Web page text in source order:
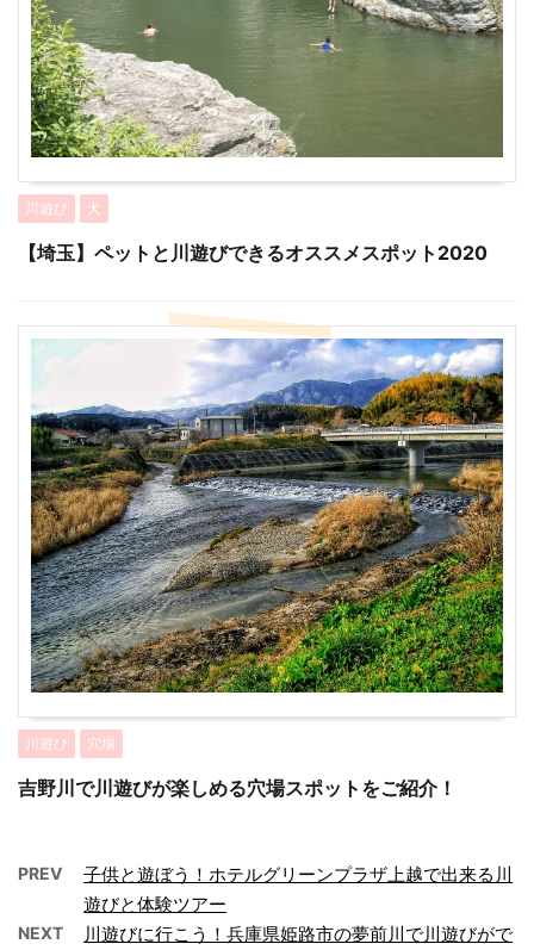
川遊び 犬
【埼玉】ペットと川遊びできるオススメスポット2020
川遊び 穴場
吉野川で川遊びが楽しめる穴場スポットをご紹介！
PREV
子供と遊ぼう！ホテルグリーンプラザ上越で出来る川
遊びと体験ツアー
NEXT
川遊びに行こう！兵庫県姫路市の夢前川で川遊びがで